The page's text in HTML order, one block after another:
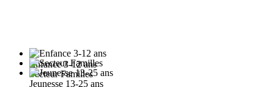
Enfance 3-12 ans
Secteur Familles
Jeunesse 13-25 ans